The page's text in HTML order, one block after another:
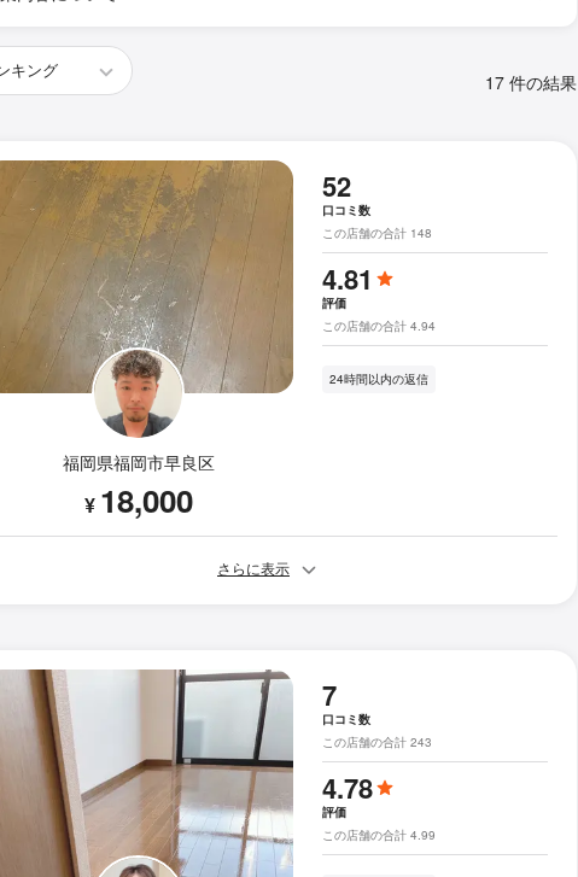
17 件の結果
福岡県福岡市早良区
¥ 18,000
52
口コミ数
この店舗の合計 148
4.81
評価
この店舗の合計 4.94
24時間以内の返信
さらに表示
7
口コミ数
この店舗の合計 243
4.78
評価
この店舗の合計 4.99